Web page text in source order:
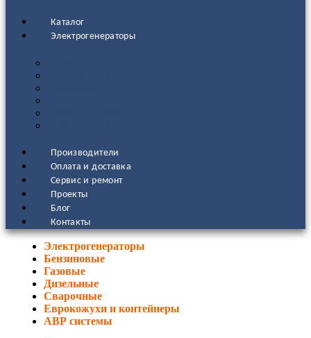
Каталог
Электрогенераторы
Производители
Оплата и доставка
Сервис и ремонт
Проекты
Блог
Контакты
Электрогенераторы
Бензиновые
Газовые
Дизельные
Сварочные
Еврокожухи и контейнеры
АВР системы